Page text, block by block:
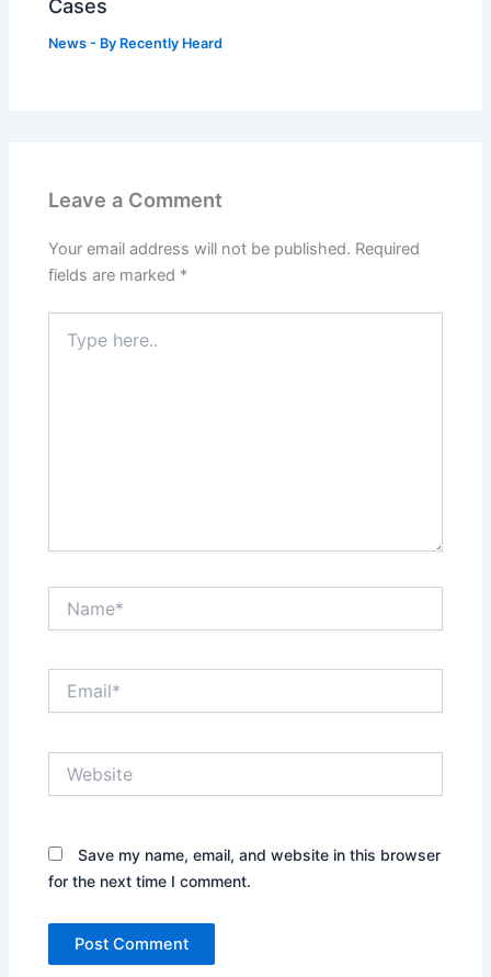
Cases
News - By Recently Heard
Leave a Comment
Your email address will not be published. Required
fields are marked *
here..
Save my name, email, and website in this browser
for the next time I comment.